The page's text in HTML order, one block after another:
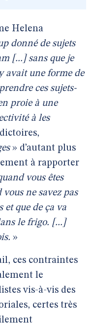
Helena
donné de sujets
[...] sans que je
avait une forme de
ces sujets-
proie à une
à les
» d’autant plus
à rapporter
vous êtes
vous ne savez pas
et que de ça va
le frigo. [...]
»
ces contraintes
le
vis-à-vis des
certes très